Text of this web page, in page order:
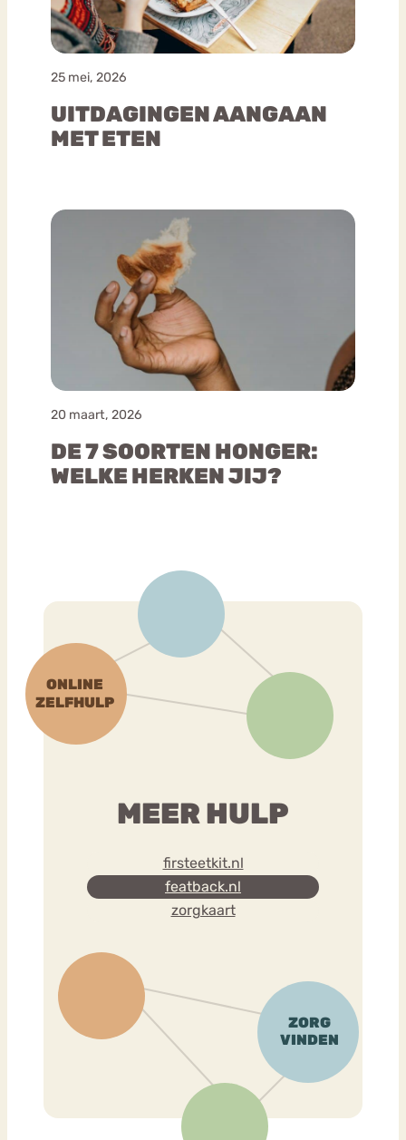
25 mei, 2026
UITDAGINGEN AANGAAN
MET ETEN
20 maart, 2026
DE 7 SOORTEN HONGER:
WELKE HERKEN JIJ?
MEER HULP
firsteetkit.nl
featback.nl
zorgkaart